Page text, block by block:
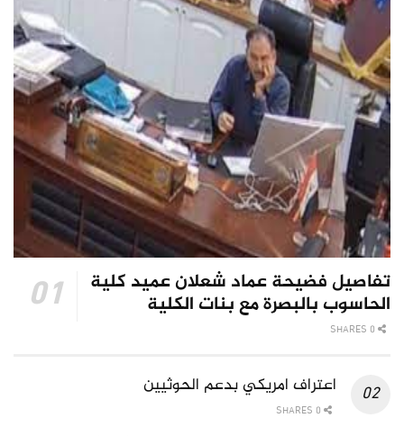
تفاصيل فضيحة عماد شعلان عميد كلية
الحاسوب بالبصرة مع بنات الكلية
اعتراف امريكي بدعم الحوثيين